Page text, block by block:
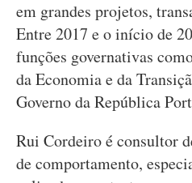
em grandes projetos,
Entre 2017 e o início de
funções governativas
da Economia e da
Governo da República
Rui Cordeiro é consultor
de comportamento,